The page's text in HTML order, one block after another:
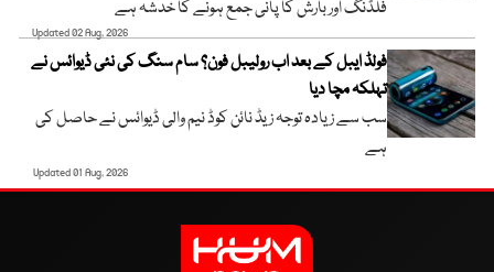
فلڈنگ اور بارش کا پانی جمع ہونے کا خدشہ ہے
Updated 02 Aug, 2026
فولڈ ایبل کے بعد اب رولیبل فون؟ سام سنگ کی نئی ڈیوائس نے
تہلکہ مچا دیا
سب سے زیادہ توجہ زیڈ نائن کوڈ نیم والی ڈیوائس نے حاصل کی
ہے
Updated 01 Aug, 2026